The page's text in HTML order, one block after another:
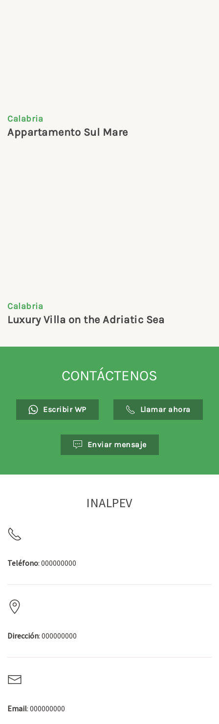
Calabria
Appartamento Sul Mare
Calabria
Luxury Villa on the Adriatic Sea
CONTÁCTENOS
Escribir WP Llamar ahora
Enviar mensaje
INALPEV
Teléfono: 000000000
Dirección: 000000000
Email: 000000000